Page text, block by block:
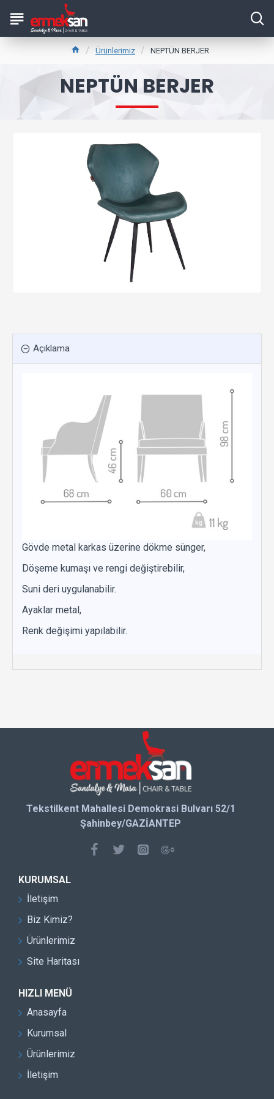
Ürünlerimiz NEPTÜN BERJER
NEPTÜN BERJER
Açıklama
Gövde metal karkas üzerine dökme sünger,
Döşeme kumaşı ve rengi değiştirebilir,
Suni deri uygulanabilir.
Ayaklar metal,
Renk değişimi yapılabilir.
Tekstilkent Mahallesi Demokrasi Bulvarı 52/1
Şahinbey/GAZİANTEP
KURUMSAL
İletişim
Biz Kimiz?
Ürünlerimiz
Site Haritası
HIZLI MENÜ
Anasayfa
Kurumsal
Ürünlerimiz
İletişim